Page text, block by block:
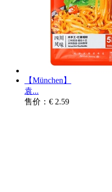
【München】
袁...
售价：€ 2.59